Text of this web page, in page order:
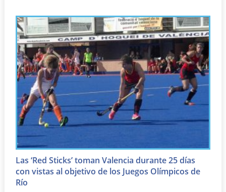
Las ‘Red Sticks’ toman Valencia durante 25 días
con vistas al objetivo de los Juegos Olímpicos de
Río